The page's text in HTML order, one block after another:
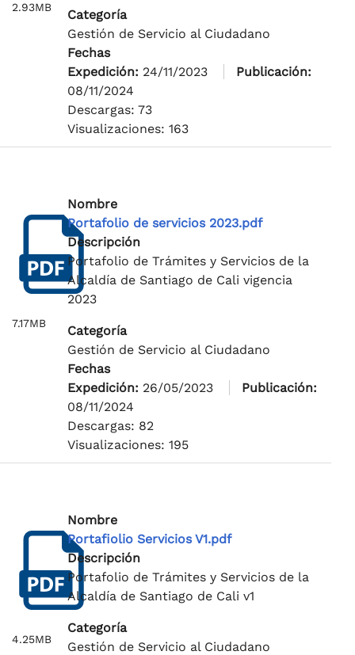
2.93MB
Categoría
Gestión de Servicio al Ciudadano
Fechas
Expedición: 24/11/2023
Publicación:
08/11/2024
Descargas: 73
Visualizaciones: 163
7.17MB
Nombre
Portafolio de servicios 2023.pdf
Descripción
Portafolio de Trámites y Servicios de la
Alcaldía de Santiago de Cali vigencia
2023
Categoría
Gestión de Servicio al Ciudadano
Fechas
Expedición: 26/05/2023
Publicación:
08/11/2024
Descargas: 82
Visualizaciones: 195
4.25MB
Nombre
Portafiolio Servicios V1.pdf
Descripción
Portafolio de Trámites y Servicios de la
Alcaldía de Santiago de Cali v1
Categoría
Gestión de Servicio al Ciudadano